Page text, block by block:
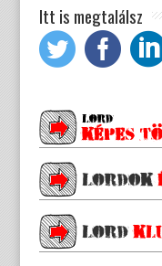
Itt is megtalálsz